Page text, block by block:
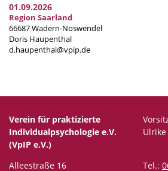
01.09.2026
Region Saarland
66687 Wadern-Noswendel
Doris Haupenthal
d.haupenthal@vpip.de
Verein für praktizierte
Individualpsychologie e.V.
(VpIP e.V.)
Alleestraße 16 Tel.: